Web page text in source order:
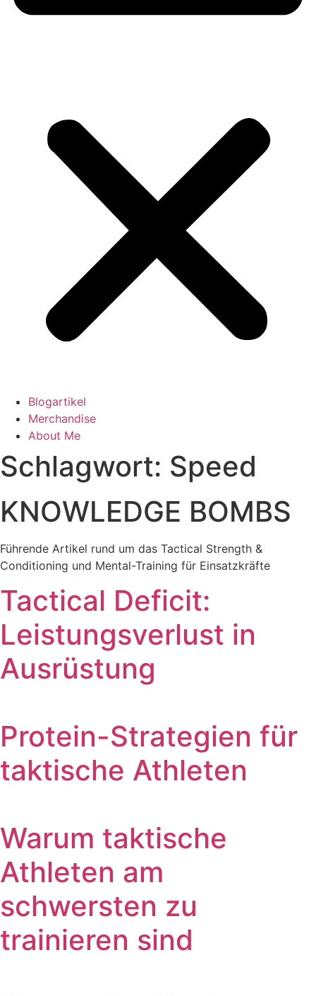
Blogartikel
Merchandise
About Me
Schlagwort: Speed
KNOWLEDGE BOMBS
Führende Artikel rund um das Tactical Strength &
Conditioning und Mental-Training für Einsatzkräfte
Tactical Deficit:
Leistungsverlust in
Ausrüstung
Protein-Strategien für
taktische Athleten
Warum taktische
Athleten am
schwersten zu
trainieren sind